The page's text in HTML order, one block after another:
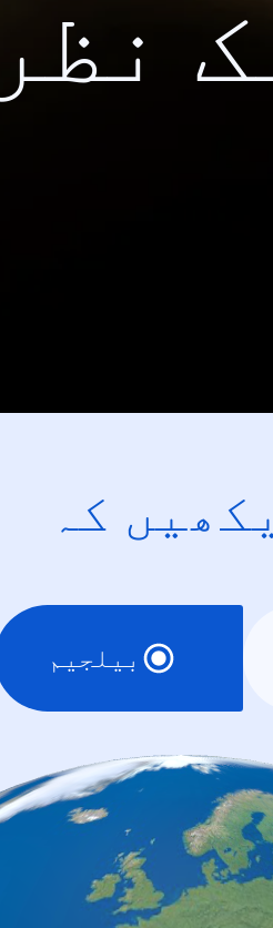
نظر
کہ
بیلجیم